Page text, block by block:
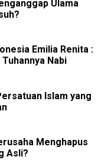
Ulama
Emilia Renita :
Nabi
Islam yang
Menghapus
Asli?